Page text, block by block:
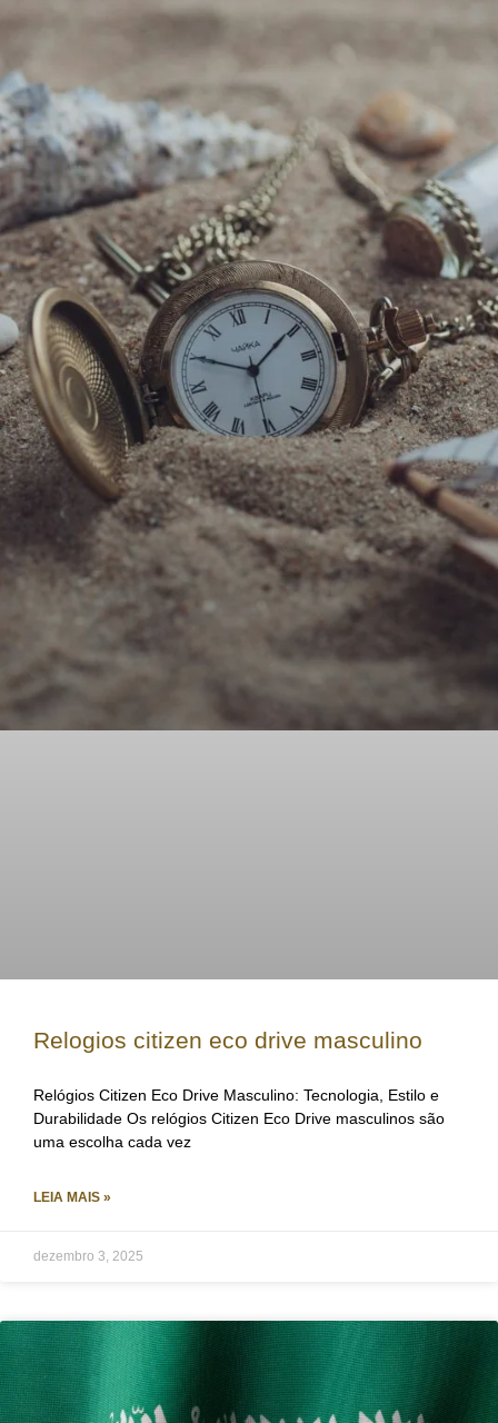
Relogios citizen eco drive masculino
Relógios Citizen Eco Drive Masculino: Tecnologia, Estilo e
Durabilidade Os relógios Citizen Eco Drive masculinos são
uma escolha cada vez
LEIA MAIS »
dezembro 3, 2025